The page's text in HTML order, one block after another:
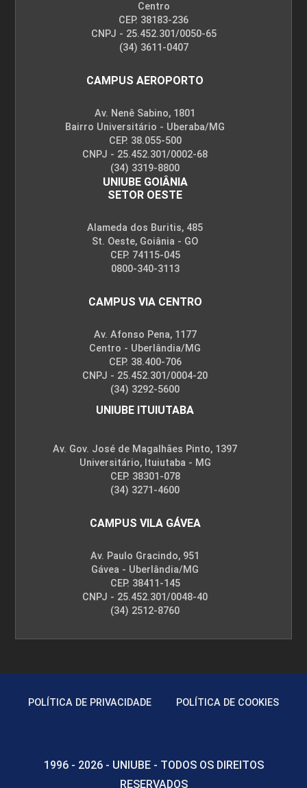
Centro
CEP. 38183-236
CNPJ - 25.452.301/0050-65
(34) 3611-0407
CAMPUS AEROPORTO
Av. Nenê Sabino, 1801
Bairro Universitário - Uberaba/MG
CEP. 38.055-500
CNPJ - 25.452.301/0002-68
(34) 3319-8800
UNIUBE GOIÂNIA
SETOR OESTE
Alameda dos Buritis, 485
St. Oeste, Goiânia - GO
CEP. 74115-045
0800-340-3113
CAMPUS VIA CENTRO
Av. Afonso Pena, 1177
Centro - Uberlândia/MG
CEP. 38.400-706
CNPJ - 25.452.301/0004-20
(34) 3292-5600
UNIUBE ITUIUTABA
Av. Gov. José de Magalhães Pinto, 1397
Universitário, Ituiutaba - MG
CEP. 38301-078
(34) 3271-4600
CAMPUS VILA GÁVEA
Av. Paulo Gracindo, 951
Gávea - Uberlândia/MG
CEP. 38411-145
CNPJ - 25.452.301/0048-40
(34) 2512-8760
POLÍTICA DE PRIVACIDADE POLÍTICA DE COOKIES
1996 - 2026 - UNIUBE - TODOS OS DIREITOS
RESERVADOS